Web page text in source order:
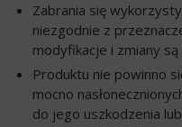
Zabrania się
niezgodnie z
modyfikacje i zmiany
Produktu nie powinno
mocno
do jego uszkodzenia